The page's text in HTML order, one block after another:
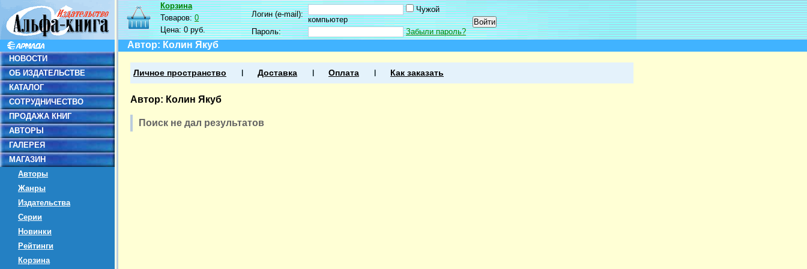
НОВОСТИ
ОБ ИЗДАТЕЛЬСТВЕ
КАТАЛОГ
СОТРУДНИЧЕСТВО
ПРОДАЖА КНИГ
АВТОРЫ
ГАЛЕРЕЯ
МАГАЗИН
Авторы
Жанры
Издательства
Серии
Новинки
Рейтинги
Корзина
Корзина
Товаров:0
Цена:0 руб.
Логин (e-mail):
Чужой
компьютер
Пароль:
Забыли пароль?
Автор: Колин Якуб
Личное пространство Доставка Оплата Как заказать
Автор: Колин Якуб
Поиск не дал результатов